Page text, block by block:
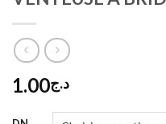
د.ج1.00